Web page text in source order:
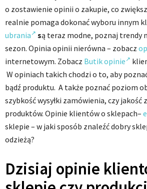
o zostawienie opinii o zakupie, co
realnie pomaga dokonać wyboru innym
ubrania
są teraz modne, poznaj trendy
sezon. Opinia opinii nierówna – zobacz
internetowym. Zobacz Butik opinie
W opiniach takich chodzi o to, aby
bądź produktu. A także poznać poziom
szybkość wysyłki zamówienia, czy jakość
produktów. Opinie klientów o sklepach–
sklepie – w jaki sposób znaleźć dobry
odzieżą?
Dzisiaj opinie